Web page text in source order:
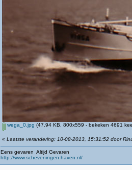
wega_0.jpg (47.94 KB, 800x559 - bekeken 4691
« Laatste verandering: 10-08-2013, 15:31:52 door
Eens gevaren Altijd Gevaren
http://www.scheveningen-haven.nl/